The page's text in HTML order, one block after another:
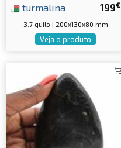
199€
turmalina
3.7 quilo | 200x130x80 mm
Veja o produto